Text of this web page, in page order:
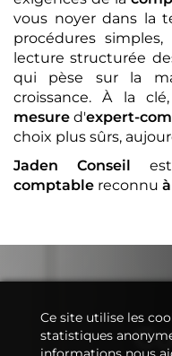
vous noyer dans la
procédures
lecture structurée
qui pèse sur la
croissance. À la
mesure d'expert-
choix plus sûrs,
Jaden Conseil
comptable reconnu
Ce site utilise les
statistiques